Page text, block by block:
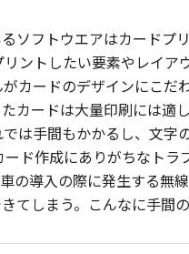
ソフトウエアはカード
ントしたい要素やレイ
カードのデザインにこ
カードは大量印刷には
は手間もかかるし、文
ド作成にありがちなト
の導入の際に発生する無
てしまう。こんなに手間